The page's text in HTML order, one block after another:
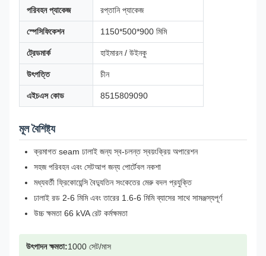
পরিবহন প্যাকেজ রপ্তানি প্যাকেজ
স্পেসিফিকেশন 1150*500*900 মিমি
ট্রেডমার্ক হাইমারন / উইনকু
উৎপত্তি চীন
এইচএস কোড 8515809090
মূল বৈশিষ্ট্য
ক্রমাগত seam ঢালাই জন্য স্ব-চলন্ত স্বয়ংক্রিয় অপারেশন
সহজ পরিবহন এবং সেটআপ জন্য পোর্টেবল নকশা
মধ্যবর্তী ফ্রিকোয়েন্সি বৈদ্যুতিন সংকেতের মেরু বদল প্রযুক্তি
ঢালাই রড 2-6 মিমি এবং তারের 1.6-6 মিমি ব্যাসের সাথে সামঞ্জস্যপূর্ণ
উচ্চ ক্ষমতা 66 kVA রেট কর্মক্ষমতা
উৎপাদন ক্ষমতা:1000 সেট/মাস